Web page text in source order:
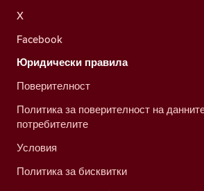
X
Facebook
Юридически правила
Поверителност
Политика за поверителност на
потребителите
Условия
Политика за бисквитки